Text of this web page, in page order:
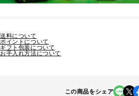
送料について
ポイントについて
ギフト包装について
お手入れ方法について
この商品をシェア